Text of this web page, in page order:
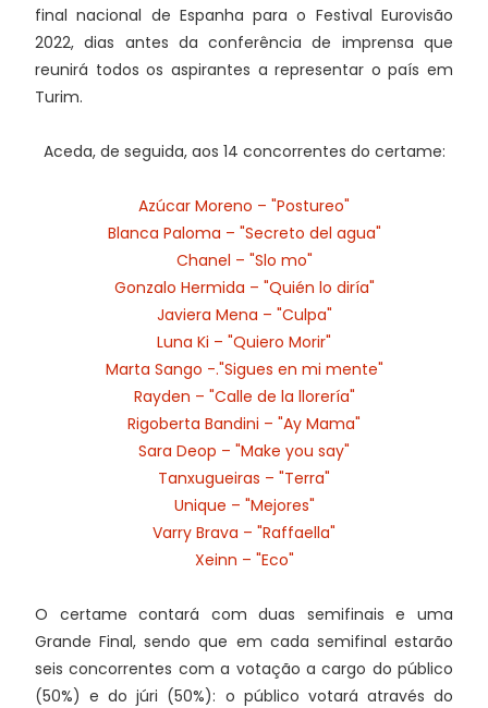
final nacional de Espanha para o Festival Eurovisão
2022, dias antes da conferência de imprensa que
reunirá todos os aspirantes a representar o país em
Turim.
Aceda, de seguida, aos 14 concorrentes do certame:
Azúcar Moreno – "Postureo"
Blanca Paloma – "Secreto del agua"
Chanel – "Slo mo"
Gonzalo Hermida – "Quién lo diría"
Javiera Mena – "Culpa"
Luna Ki – "Quiero Morir"
Marta Sango -."Sigues en mi mente"
Rayden – "Calle de la llorería"
Rigoberta Bandini – "Ay Mama"
Sara Deop – "Make you say"
Tanxugueiras – "Terra"
Unique – "Mejores"
Varry Brava – "Raffaella"
Xeinn – "Eco"
O certame contará com duas semifinais e uma
Grande Final, sendo que em cada semifinal estarão
seis concorrentes com a votação a cargo do público
(50%) e do júri (50%): o público votará através do